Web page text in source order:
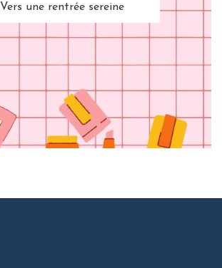
Vers une rentrée sereine